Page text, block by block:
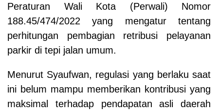
Peraturan Wali Kota (Perwali) Nomor
188.45/474/2022 yang mengatur tentang
perhitungan pembagian retribusi pelayanan
parkir di tepi jalan umum.
Menurut Syaufwan, regulasi yang berlaku saat
ini belum mampu memberikan kontribusi yang
maksimal terhadap pendapatan asli daerah